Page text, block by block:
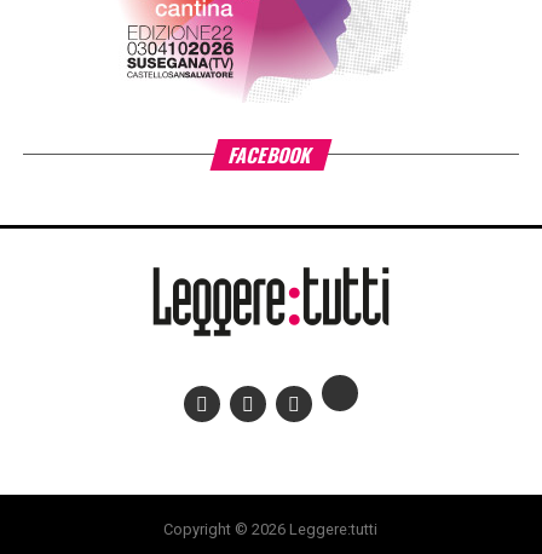
FACEBOOK
Copyright © 2026 Leggere:tutti